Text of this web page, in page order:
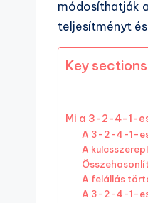
módosíthatják
teljesítményt
Key
Mi a 3-2-4-1-
A 3-2-4-1-es
A
A felállás
A 3-2-4-1-es